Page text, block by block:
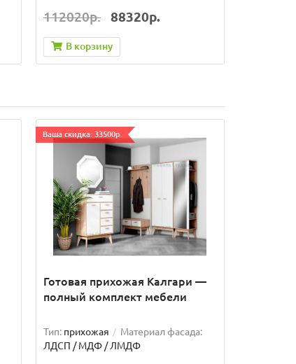
112020р. 88320р.
В корзину
Ваша скидка: 33500р.
Готовая прихожая Калгари —
полный комплект мебели
Тип: прихожая
Материал фасада:
ЛДСП / МДФ / ЛМДФ